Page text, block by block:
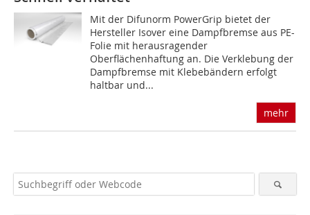
Mit der Difunorm PowerGrip bietet der
Hersteller Isover eine Dampfbremse aus PE-
Folie mit herausragender
Oberflächenhaftung an. Die Verklebung der
Dampfbremse mit Klebebändern erfolgt
haltbar und...
mehr